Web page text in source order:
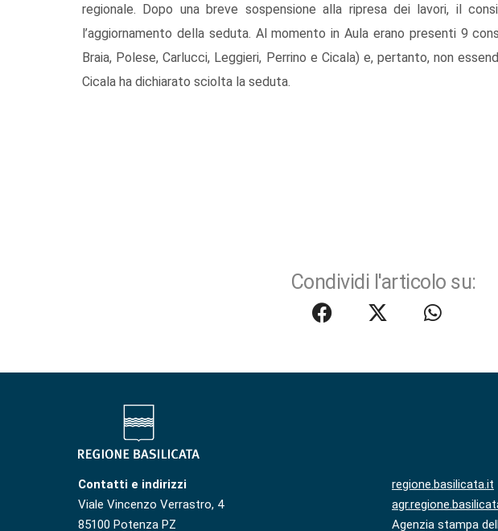
regionale. Dopo una breve sospensione alla ripresa dei lavori, il
l’aggiornamento della seduta. Al momento in Aula erano presenti 9
Braia, Polese, Carlucci, Leggieri, Perrino e Cicala) e, pertanto, non
Cicala ha dichiarato sciolta la seduta.
Condividi l'articolo su:
Contatti e indirizzi
Viale Vincenzo Verrastro, 4
85100 Potenza PZ
regione.basilicata.it
Agenzia stampa